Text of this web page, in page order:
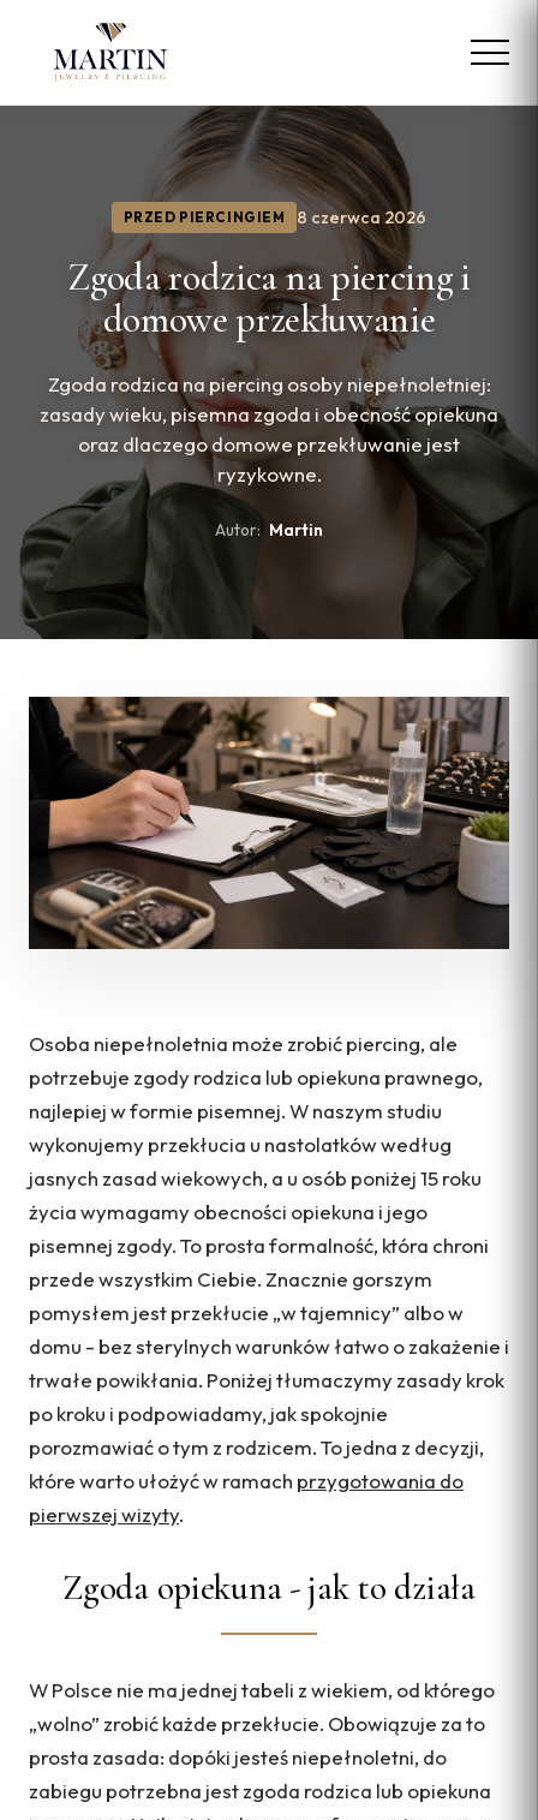
PRZED PIERCINGIEM 8 czerwca 2026
Zgoda rodzica na piercing i
domowe przekłuwanie
Zgoda rodzica na piercing osoby niepełnoletniej:
zasady wieku, pisemna zgoda i obecność opiekuna
oraz dlaczego domowe przekłuwanie jest
ryzykowne.
Autor: Martin
Osoba niepełnoletnia może zrobić piercing, ale
potrzebuje zgody rodzica lub opiekuna prawnego,
najlepiej w formie pisemnej. W naszym studiu
wykonujemy przekłucia u nastolatków według
jasnych zasad wiekowych, a u osób poniżej 15 roku
życia wymagamy obecności opiekuna i jego
pisemnej zgody. To prosta formalność, która chroni
przede wszystkim Ciebie. Znacznie gorszym
pomysłem jest przekłucie „w tajemnicy” albo w
domu - bez sterylnych warunków łatwo o zakażenie i
trwałe powikłania. Poniżej tłumaczymy zasady krok
po kroku i podpowiadamy, jak spokojnie
porozmawiać o tym z rodzicem. To jedna z decyzji,
które warto ułożyć w ramach przygotowania do
pierwszej wizyty.
Zgoda opiekuna - jak to działa
W Polsce nie ma jednej tabeli z wiekiem, od którego
„wolno” zrobić każde przekłucie. Obowiązuje za to
prosta zasada: dopóki jesteś niepełnoletni, do
zabiegu potrzebna jest zgoda rodzica lub opiekuna